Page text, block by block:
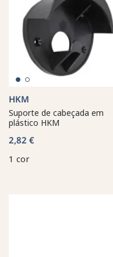
HKM
Suporte de cabeçada em
plástico HKM
2,82 €
1 cor